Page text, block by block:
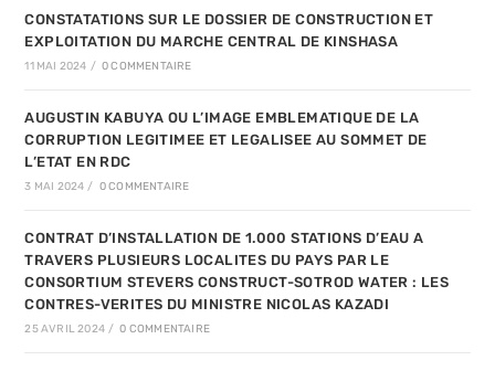
CONSTATATIONS SUR LE DOSSIER DE CONSTRUCTION ET
EXPLOITATION DU MARCHE CENTRAL DE KINSHASA
11 MAI 2024 / 0 COMMENTAIRE
AUGUSTIN KABUYA OU L’IMAGE EMBLEMATIQUE DE LA
CORRUPTION LEGITIMEE ET LEGALISEE AU SOMMET DE
L’ETAT EN RDC
3 MAI 2024 / 0 COMMENTAIRE
CONTRAT D’INSTALLATION DE 1.000 STATIONS D’EAU A
TRAVERS PLUSIEURS LOCALITES DU PAYS PAR LE
CONSORTIUM STEVERS CONSTRUCT-SOTROD WATER : LES
CONTRES-VERITES DU MINISTRE NICOLAS KAZADI
25 AVRIL 2024 / 0 COMMENTAIRE